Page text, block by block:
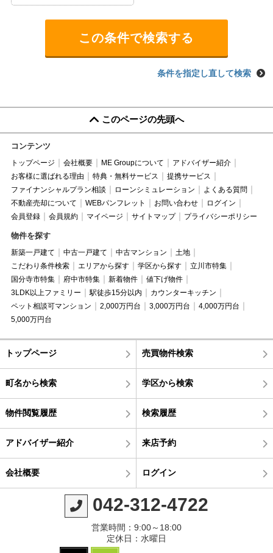
条件を指定し直して検索
このページの先頭へ
コンテンツ
トップページ 会社概要 ME Groupについて
アドバイザー紹介
お客様に選ばれる理由
特典・無料サービス
提携サービス
ファイナンシャルプラン相談
ローンシミュレーション
よくある質問
不動産売却について
WEBパンフレット お問い合わせ
ログイン
会員登録
会員規約 マイページ サイトマップ プライバシーポリシー
物件を探す
新築一戸建て 中古一戸建て 中古マンション
土地
こだわり条件検索
エリアから探す 学区から探す
立川市特集
国分寺市特集
府中市特集 新着物件
値下げ物件
3LDK以上ファミリー
駅徒歩15分以内
カウンターキッチン
ペット相談可マンション
2,000万円台 3,000万円台
4,000万円台
5,000万円台
トップページ 売買物件検索
町名から検索 学区から検索
物件閲覧履歴 検索履歴
アドバイザー紹介 来店予約
会社概要 ログイン
042-312-4722
営業時間：9:00～18:00
定休日：水曜日